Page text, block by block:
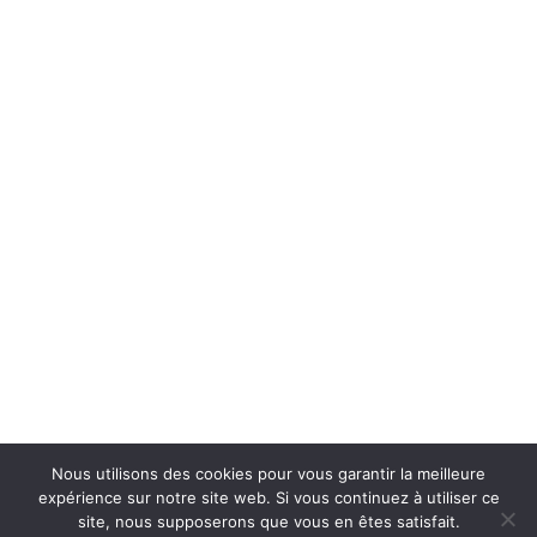
Nous utilisons des cookies pour vous garantir la meilleure
expérience sur notre site web. Si vous continuez à utiliser ce
site, nous supposerons que vous en êtes satisfait.